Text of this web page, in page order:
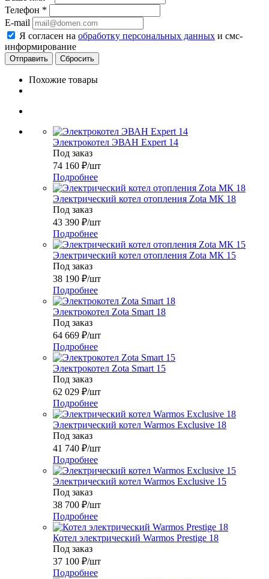
Телефон *
E-mail
Я согласен на обработку персональных данных и смс-
информирование
Сбросить
Похожие товары
Электрокотел ЭВАН Expert 14
Под заказ
74 160 ₽/шт
Подробнее
Электрический котел отопления Zota МК 18
Под заказ
43 390 ₽/шт
Подробнее
Электрический котел отопления Zota МК 15
Под заказ
38 190 ₽/шт
Подробнее
Электрокотел Zota Smart 18
Под заказ
64 669 ₽/шт
Подробнее
Электрокотел Zota Smart 15
Под заказ
62 029 ₽/шт
Подробнее
Электрический котел Warmos Exclusive 18
Под заказ
41 740 ₽/шт
Подробнее
Электрический котел Warmos Exclusive 15
Под заказ
38 700 ₽/шт
Подробнее
Котел электрический Warmos Prestige 18
Под заказ
37 100 ₽/шт
Подробнее